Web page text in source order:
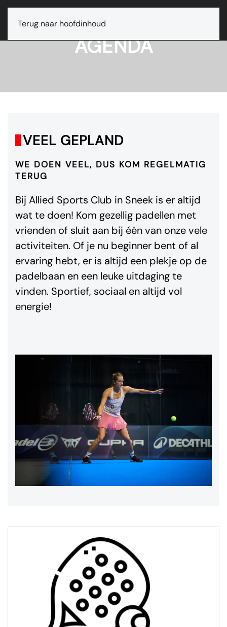
Terug naar hoofdinhoud
AGENDA
VEEL GEPLAND
WE DOEN VEEL, DUS KOM REGELMATIG
TERUG
Bij Allied Sports Club in Sneek is er altijd
wat te doen! Kom gezellig padellen met
vrienden of sluit aan bij één van onze vele
activiteiten. Of je nu beginner bent of al
ervaring hebt, er is altijd een plekje op de
padelbaan en een leuke uitdaging te
vinden. Sportief, sociaal en altijd vol
energie!